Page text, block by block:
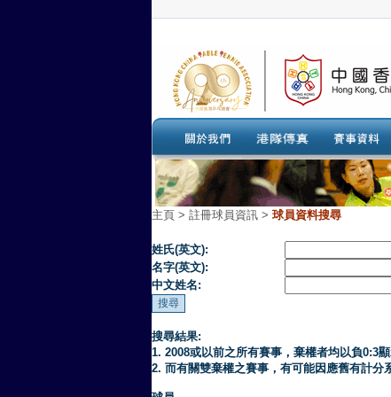
主頁 > 註冊球員資訊 > 球員資料搜尋
姓氏(英文):
名字(英文):
中文姓名:
搜尋結果:
1. 2008或以前之所有賽事，棄權者均以負0:3顯
2. 而有關雙棄權之賽事，有可能因應舊有計